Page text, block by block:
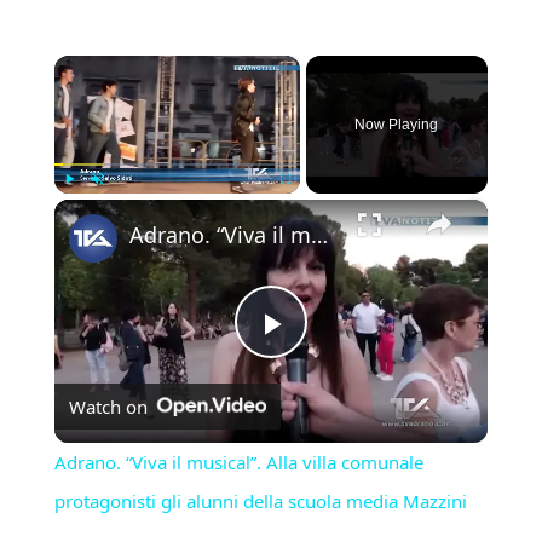
×
Play Unmute Fullscreen
Now Playing
×
Play
Video
Adrano. “Viva il musical”. Alla villa comunale protagonisti gli alunni della scuola media Mazzini
Watch on
Adrano. “Viva il musical”. Alla villa comunale
protagonisti gli alunni della scuola media Mazzini